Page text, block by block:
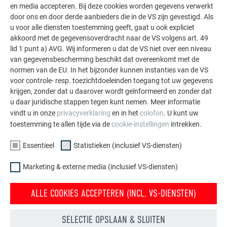
EEN JURY DIE DIVERSITEIT WAARDEERT
De 11-koppige jury bestaat uit architecten, projectadviseurs
en marketingmanagers uit verschillende landen. Beoordeeld
en media accepteren. Bij deze cookies worden gegevens verwerkt
door ons en door derde aanbieders die in de VS zijn gevestigd. Als
u voor alle diensten toestemming geeft, gaat u ook expliciet
akkoord met de gegevensoverdracht naar de VS volgens art. 49
lid 1 punt a) AVG. Wij informeren u dat de VS niet over een niveau
van gegevensbescherming beschikt dat overeenkomt met de
normen van de EU. In het bijzonder kunnen instanties van de VS
voor controle- resp. toezichtdoeleinden toegang tot uw gegevens
krijgen, zonder dat u daarover wordt geïnformeerd en zonder dat
u daar juridische stappen tegen kunt nemen. Meer informatie
vindt u in onze privacyverklaring en in het colofon. U kunt uw
toestemming te allen tijde via decookie-instellingen intrekken.
Essentieel Statistieken (inclusief VS-diensten)
Marketing & externe media (inclusief VS-diensten)
ALLE COOKIES ACCEPTEREN (INCL. VS-DIENSTEN)
SELECTIE OPSLAAN & SLUITEN